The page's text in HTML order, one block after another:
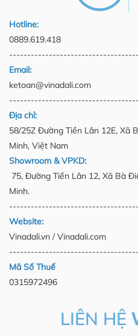
Hotline:
0889.619.418
Email:
ketoan@vinadali.com
Địa chỉ:
58/25Z Đường Tiền Lân 12E, Xã
Minh, Việt Nam
Showroom & VPKD:
75, Đường Tiền Lân 12, Xã Bà
Minh.
Website:
Vinadali.vn / Vinadali.com
Mã Số Thuế
0315972496
LIÊN HỆ